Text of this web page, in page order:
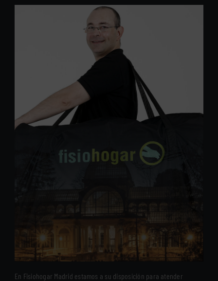
En Fisiohogar Madrid estamos a su disposición para atender